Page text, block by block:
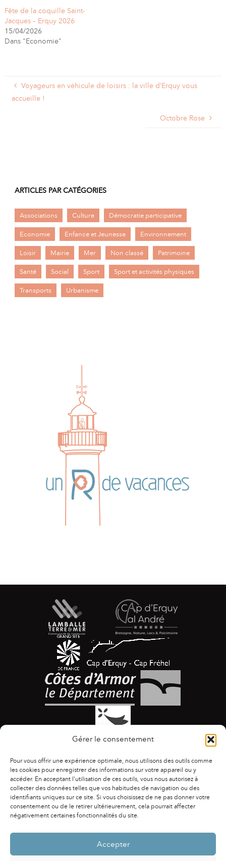
Gérer le consentement
Pour vous offrir une expérience optimale, nous utilisons des outils comme
les cookies pour enregistrer des informations sur votre appareil ou y
accéder. En acceptant l'utilisation de ces outils, vous nous autorisez à
collecter des données telles que vos habitudes de navigation ou des
identifiants uniques sur ce site. Si vous choisissez de ne pas donner votre
consentement ou de le retirer ultérieurement, cela pourrait affecter
négativement certaines fonctionnalités du site.
Accepter
Fête de la coquille Saint-
Jacques – Erquy 2026
15/04/2026
Dans "Economie"
Voyageurs en véhicule de loisirs : la ville d’Erquy vous
accueille !
Octobre Rose
ARTICLES PAR CATÉGORIES
Associations Culture Démocratie participative
Economie Enfance et Jeunesse Environnement
Loisir Mairie Mer Non classé Patrimoine
Santé Social Sport Sport et activités physiques
Transports Urbanisme
ACCESSIBILITÉ | AGENDA | ASSOCIATIONS
|
CONTACTS
PUBLICATIONS ESPACE PRESSE